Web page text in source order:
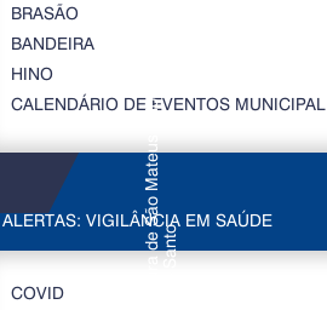
BRASÃO
BANDEIRA
HINO
CALENDÁRIO DE EVENTOS MUNICIPAL
ALERTAS: VIGILÂNCIA EM SAÚDE
COVID